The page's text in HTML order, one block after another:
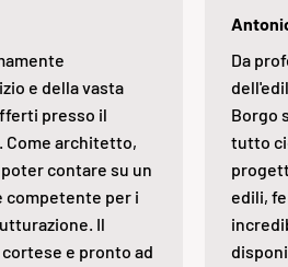
e della vasta
presso il
Come architetto,
contare su un
per i
Il
e pronto ad
Da
Borgo
tutto
edili,